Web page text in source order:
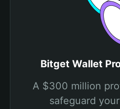
Bitget Wallet
A $300 million
safeguard